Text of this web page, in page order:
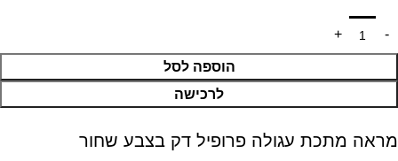
הוספה לסל
לרכישה
מראה מתכת עגולה פרופיל דק בצבע שחור